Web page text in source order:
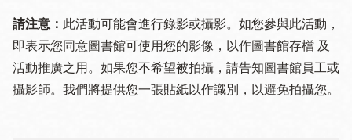
請注意： 此活動可能會進行錄影或攝影。如您參與此活動，
即表示您同意圖書館可使用您的影像，以作圖書館存檔 及
活動推廣之用。如果您不希望被拍攝，請告知圖書館員工或
攝影師。我們將提供您一張貼紙以作識別，以避免拍攝您。